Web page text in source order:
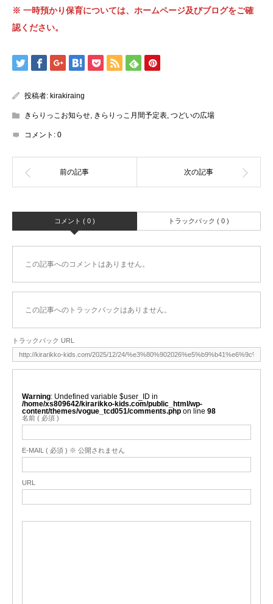
※ 一時預かり保育については、 ホームページ及びブログをご確
認ください。
投稿者: kirakiraing
きらりっこお知らせ きらりっこ月間予定表 つどいの広場
コメント: 0
コメント ( 0 ) トラックバック ( 0 )
この記事へのコメントはありません。
この記事へのトラックバックはありません。
トラックバック URL
Warning : Undefined variable $user_ID in
/home/xs809642/kirarikko-kids.com/public_html/wp-
content/themes/vogue_tcd051/comments.php on line 98
名前 ( 必須 )
E-MAIL ( 必須 ) ※ 公開されません
URL